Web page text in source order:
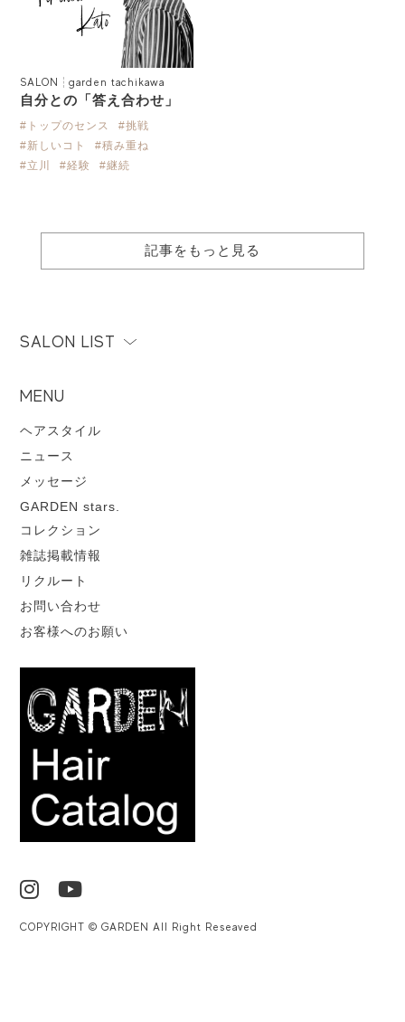
SALON garden tachikawa
自分との「答え合わせ」
#トップのセンス
#挑戦
#新しいコト
#積み重ね
#立川
#経験 #継続
記事をもっと見る
SALON LIST
MENU
ヘアスタイル
ニュース
メッセージ
GARDEN stars.
コレクション
雑誌掲載情報
リクルート
お問い合わせ
お客様へのお願い
COPYRIGHT © GARDEN All Right Reseaved